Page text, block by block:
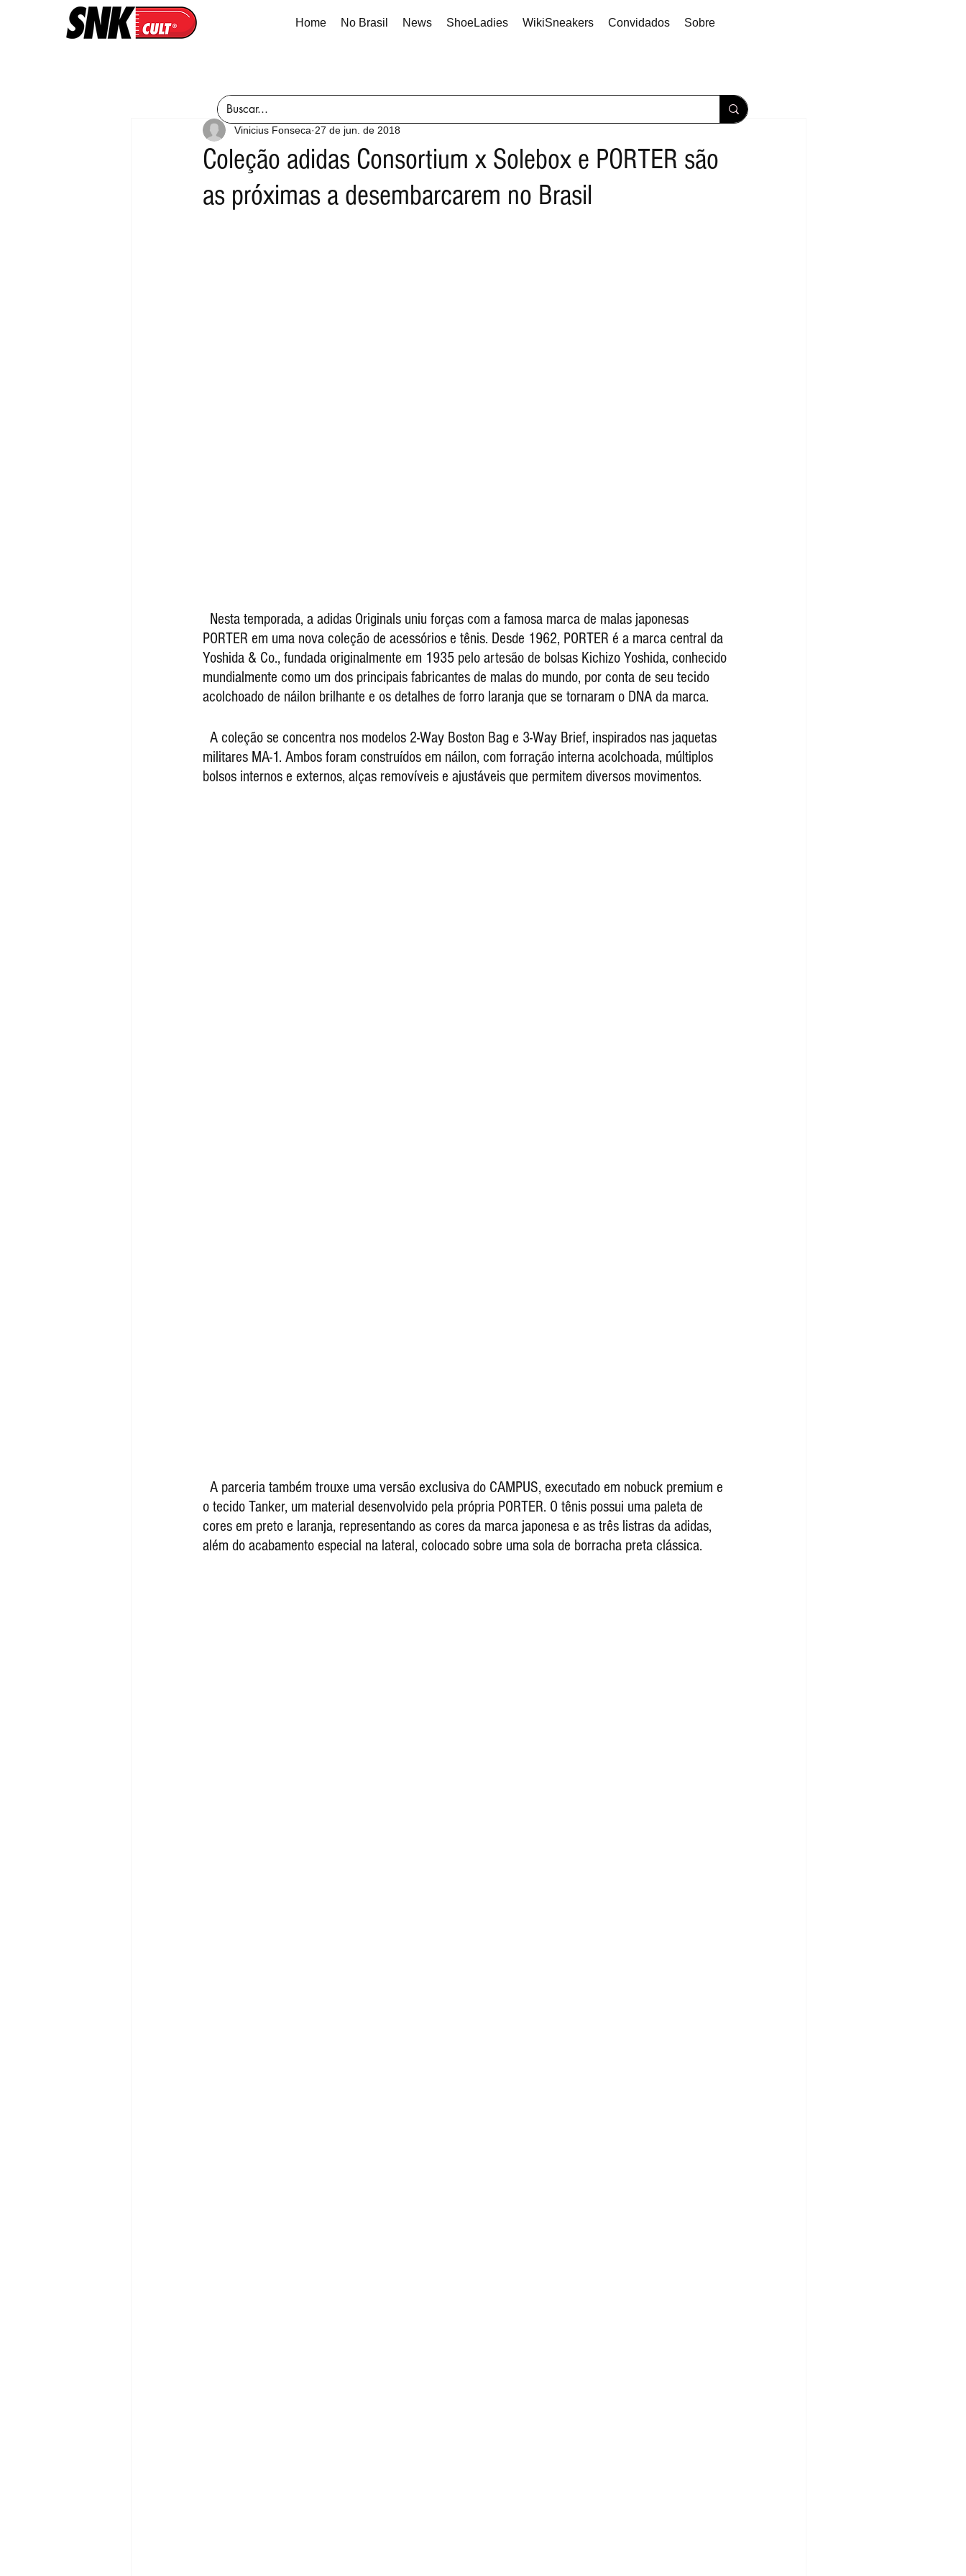
Home No Brasil News ShoeLadies WikiSneakers Convidados Sobre
Coleção adidas Consortium x Solebox e PORTER são
as próximas a desembarcarem no Brasil
Vinicius Fonseca 27 de jun. de 2018
PORTER em uma nova coleção de acessórios e tênis. Desde 1962, PORTER é a marca central da
Yoshida & Co., fundada originalmente em 1935 pelo artesão de bolsas Kichizo Yoshida, conhecido
mundialmente como um dos principais fabricantes de malas do mundo, por conta de seu tecido
acolchoado de náilon brilhante e os detalhes de forro laranja que se tornaram o DNA da marca.
militares MA-1. Ambos foram construídos em náilon, com forração interna acolchoada, múltiplos
bolsos internos e externos, alças removíveis e ajustáveis que permitem diversos movimentos.
o tecido Tanker, um material desenvolvido pela própria PORTER. O tênis possui uma paleta de
cores em preto e laranja, representando as cores da marca japonesa e as três listras da adidas,
além do acabamento especial na lateral, colocado sobre uma sola de borracha preta clássica.